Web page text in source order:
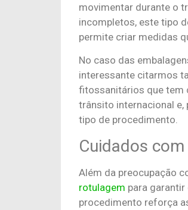
movimentar durante o
incompletos, este tipo
permite criar medidas
No caso das
interessante citarmos
fitossanitários que tem
trânsito internacional
tipo de procedimento.
Cuidados
Além da preocupação
rotulagem para
procedimento reforça